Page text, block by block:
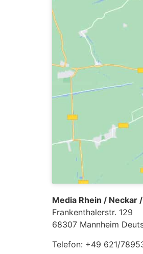
Media Rhein / Neckar
Frankenthalerstr. 129
68307 Mannheim
Telefon: +49 621/